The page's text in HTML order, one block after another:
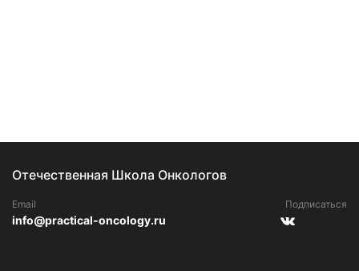
Отечественная Школа Онкологов
Email
info@practical-oncology.ru
Подписаться